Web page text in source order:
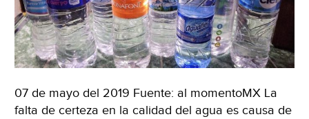
07 de mayo del 2019 Fuente: al momentoMX La
falta de certeza en la calidad del agua es causa de